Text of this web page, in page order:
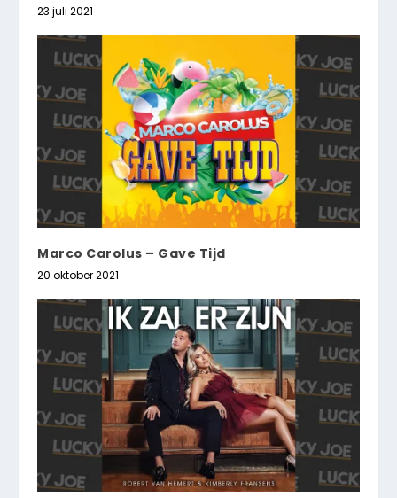
23 juli 2021
Marco Carolus – Gave Tijd
20 oktober 2021